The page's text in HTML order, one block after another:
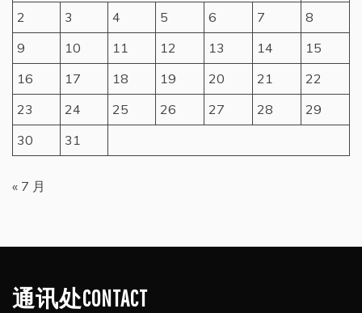
2
3 4 5 6 7
8
9
10 11 12 13 14
15
16
17 18 19 20 21
22
23
24 25 26 27 28
29
30
31
« 7 月
通讯处CONTACT